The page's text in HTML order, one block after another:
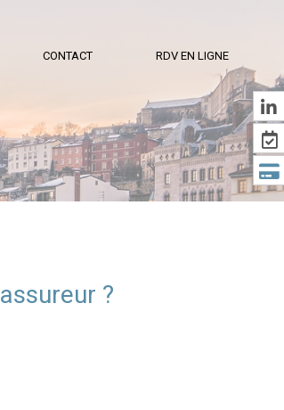
CONTACT RDV EN LIGNE
?